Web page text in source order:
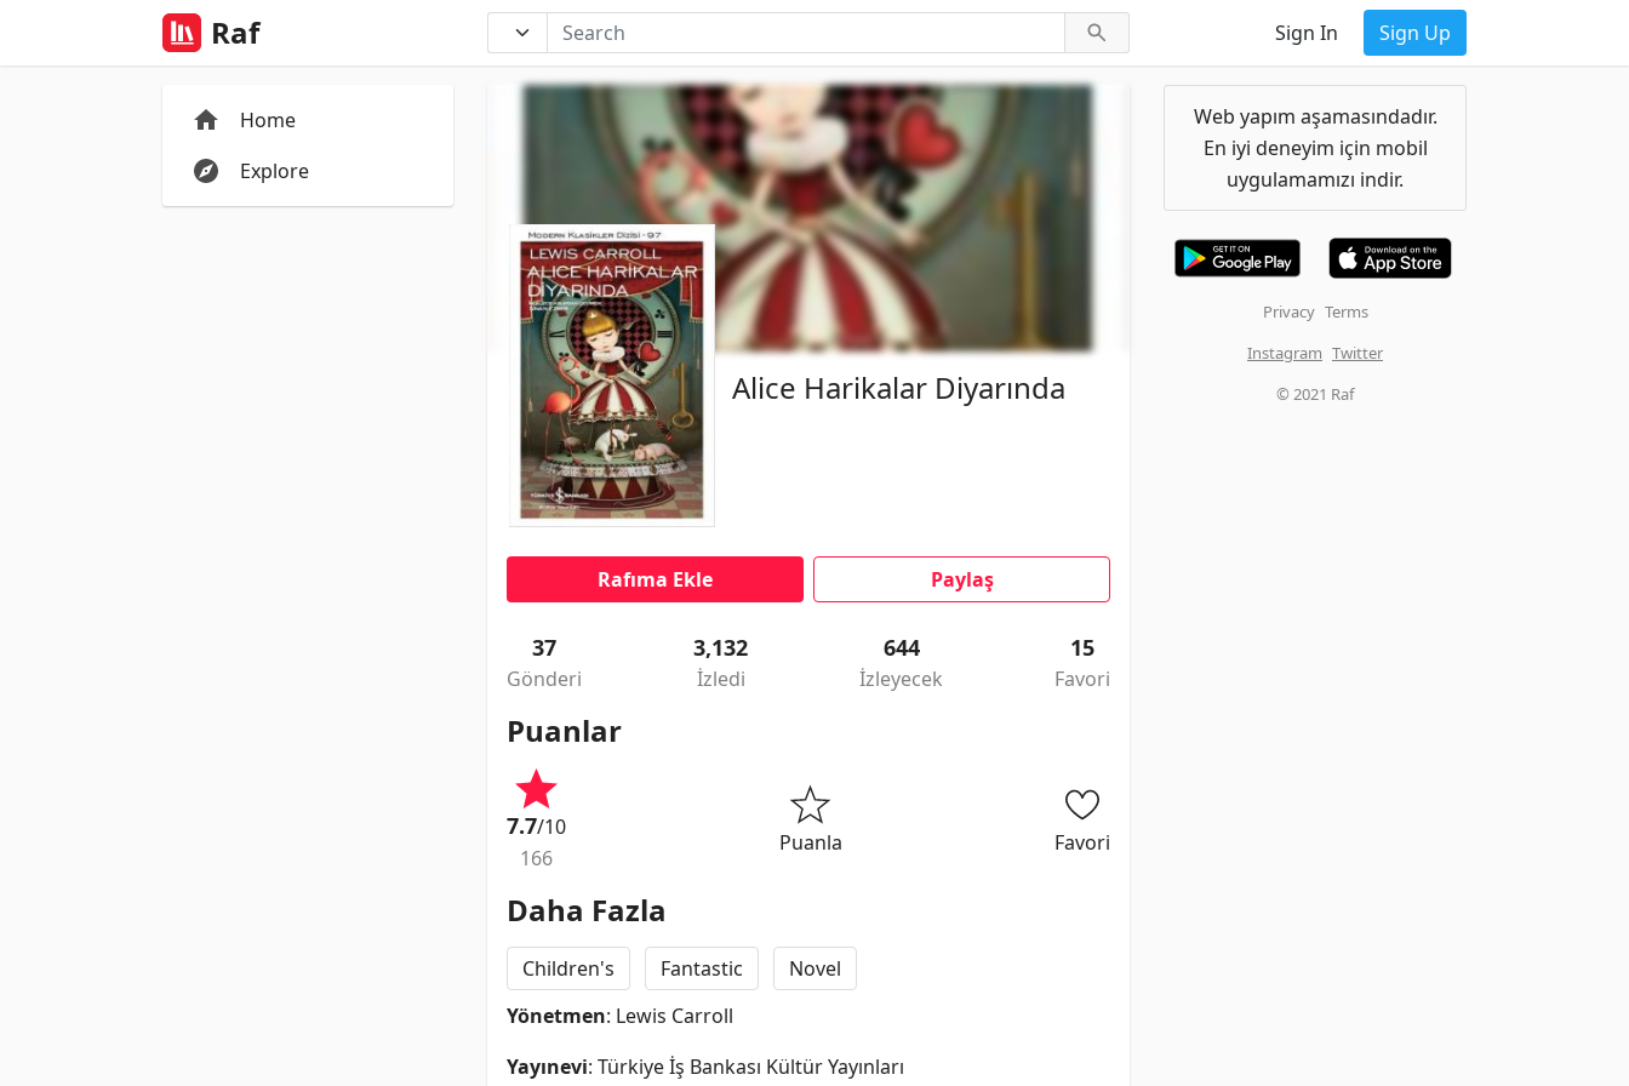
Raf Sign In Sign Up
Home
Explore
Alice Harikalar Diyarında
Rafıma Ekle Paylaş
37
Gönderi
3,132
İzledi
644
İzleyecek
15
Favori
Puanlar
7.7/10
166
Puanla Favori
Daha Fazla
Children's Fantastic
Novel
Yönetmen: Lewis Carroll
Yayınevi: Türkiye İş Bankası Kültür Yayınları
Web yapım aşamasındadır.
En iyi deneyim için mobil
uygulamamızı indir.
Privacy Terms
Instagram Twitter
© 2021 Raf